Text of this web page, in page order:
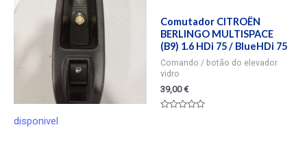
disponivel
Comutador CITROËN
BERLINGO MULTISPACE
(B9) 1.6 HDi 75 / BlueHDi 75
Comando / botão do elevador
vidro
39,00€